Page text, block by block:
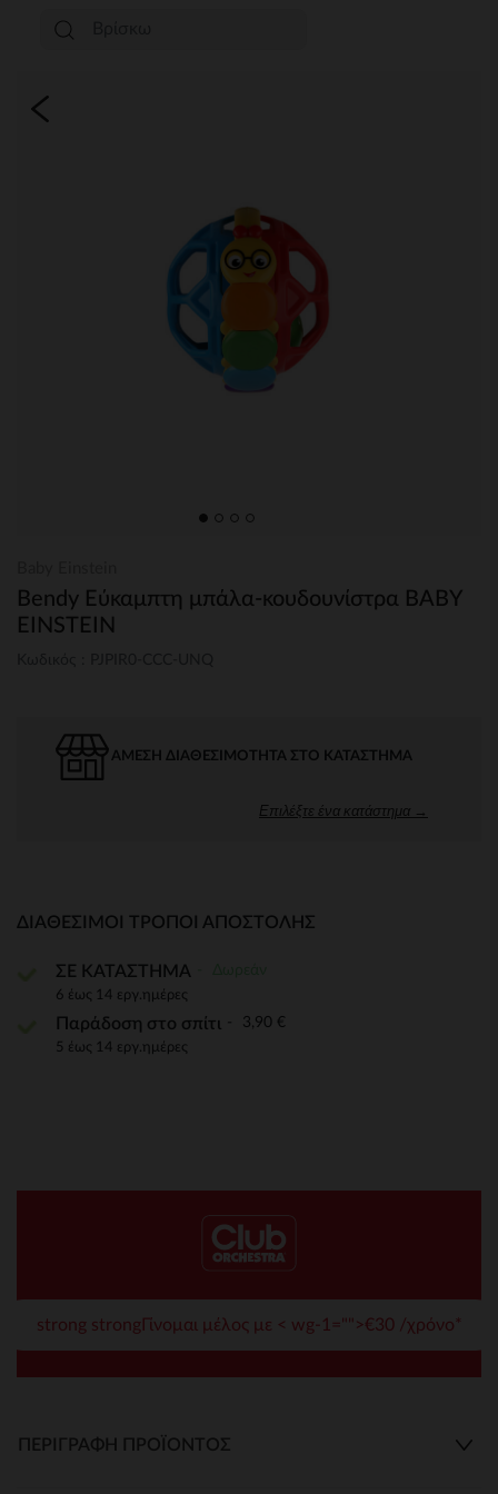
Bendy Εύκαμπτη μπάλα-κουδουνίστρα BABY
EINSTEIN
ΆΜΕΣΗ ΔΙΑΘΕΣΙΜΌΤΗΤΑ ΣΤΟ ΚΑΤΆΣΤΗΜΑ
Επιλέξτε ένα κατάστημα →
ΔΙΑΘΈΣΙΜΟΙ ΤΡΌΠΟΙ ΑΠΟΣΤΟΛΉΣ
ΣΕ ΚΑΤΑΣΤΗΜΑ
6 έως 14 εργ.ημέρες
Παράδοση στο σπίτι 3,90 €
5 έως 14 εργ.ημέρες
strong strongΓίνομαι μέλος με < wg-1="">€30 /χρόνο*
ΠΕΡΙΓΡΑΦΉ ΠΡΟΪΌΝΤΟΣ